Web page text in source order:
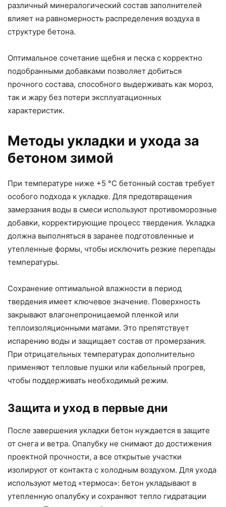
различный минералогический состав заполнителей
влияет на равномерность распределения воздуха в
структуре бетона.
Оптимальное сочетание щебня и песка с корректно
подобранными добавками позволяет добиться
прочного состава, способного выдерживать как мороз,
так и жару без потери эксплуатационных
характеристик.
Методы укладки и ухода за
бетоном зимой
При температуре ниже +5 °C бетонный состав требует
особого подхода к укладке. Для предотвращения
замерзания воды в смеси используют противоморозные
добавки, корректирующие процесс твердения. Укладка
должна выполняться в заранее подготовленные и
утепленные формы, чтобы исключить резкие перепады
температуры.
Сохранение оптимальной влажности в период
твердения имеет ключевое значение. Поверхность
закрывают влагонепроницаемой пленкой или
теплоизоляционными матами. Это препятствует
испарению воды и защищает состав от промерзания.
При отрицательных температурах дополнительно
применяют тепловые пушки или кабельный прогрев,
чтобы поддерживать необходимый режим.
Защита и уход в первые дни
После завершения укладки бетон нуждается в защите
от снега и ветра. Опалубку не снимают до достижения
проектной прочности, а все открытые участки
изолируют от контакта с холодным воздухом. Для ухода
используют метод «термоса»: бетон укладывают в
утепленную опалубку и сохраняют тепло гидратации